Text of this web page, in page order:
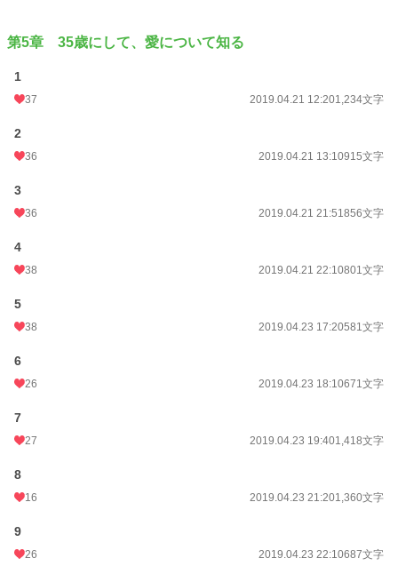
第5章 35歳にして、愛について知る
1
37 2019.04.21 12:201,234文字
2
36 2019.04.21 13:10915文字
3
36 2019.04.21 21:51856文字
4
38 2019.04.21 22:10801文字
5
38 2019.04.23 17:20581文字
6
26 2019.04.23 18:10671文字
7
27 2019.04.23 19:401,418文字
8
16 2019.04.23 21:201,360文字
9
26 2019.04.23 22:10687文字